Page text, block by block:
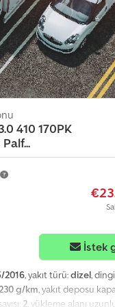
sayısı: 4 Motor hacmi:
Vinç: Haib 033D,
sayısı: 1 Anahtar
NL
410 170PK
İstek
2016, yakıt türü:dizel,
230 g/km , yakıt deposu
2 , yükleme alanı